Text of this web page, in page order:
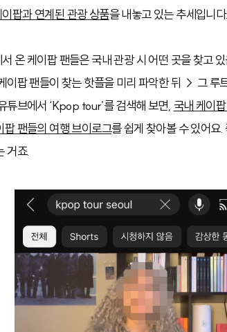
팝과 연계된 관광 상품을 내놓고 있는 추세입니
온 케이팝 팬들은 국내 관광 시 어떤 곳을 찾고
이팝 팬들이 찾는 핫플을 미리 파악한 뒤 → 그 루
튜브에서 ‘Kpop tour’를 검색해 보면, 국내 케이
팝 팬들의 여행 브이로그를 쉽게 찾아볼 수 있어요
거죠.